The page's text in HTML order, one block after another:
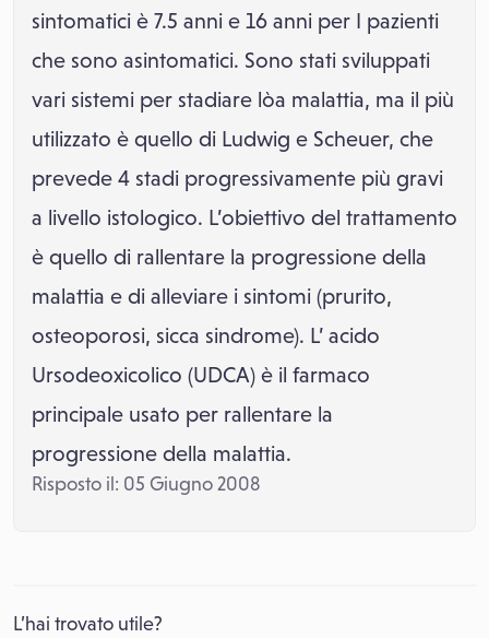
sintomatici è 7.5 anni e 16 anni per I pazienti
che sono asintomatici. Sono stati sviluppati
vari sistemi per stadiare lòa malattia, ma il più
utilizzato è quello di Ludwig e Scheuer, che
prevede 4 stadi progressivamente più gravi
a livello istologico. L’obiettivo del trattamento
è quello di rallentare la progressione della
malattia e di alleviare i sintomi (prurito,
osteoporosi, sicca sindrome). L’ acido
Ursodeoxicolico (UDCA) è il farmaco
principale usato per rallentare la
progressione della malattia.
Risposto il: 05 Giugno 2008
L’hai trovato utile?